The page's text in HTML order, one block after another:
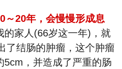
～20年，会慢慢形成息
的家人(66岁这一年)，就
了结肠的肿瘤，这个肿瘤
5cm，并造成了严重的肠